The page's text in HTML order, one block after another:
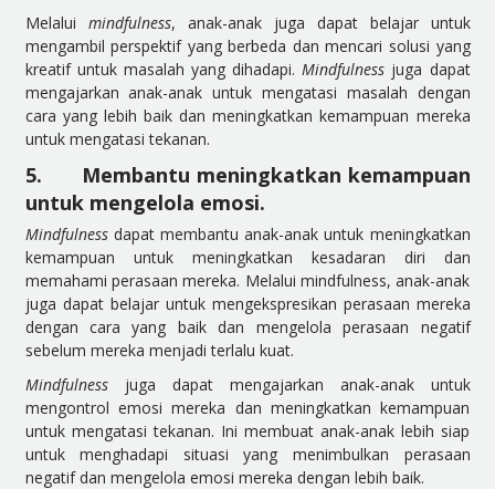
Melalui mindfulness, anak-anak juga dapat belajar untuk
mengambil perspektif yang berbeda dan mencari solusi yang
kreatif untuk masalah yang dihadapi.Mindfulness juga dapat
mengajarkan anak-anak untuk mengatasi masalah dengan
cara yang lebih baik dan meningkatkan kemampuan mereka
untuk mengatasi tekanan.
5.
Membantu meningkatkan kemampuan
untuk mengelola emosi.
Mindfulnessdapat membantu anak-anak untuk meningkatkan
kemampuan untuk meningkatkan kesadaran diri dan
memahami perasaan mereka. Melalui mindfulness, anak-anak
juga dapat belajar untuk mengekspresikan perasaan mereka
dengan cara yang baik dan mengelola perasaan negatif
sebelum mereka menjadi terlalu kuat.
Mindfulnessjuga dapat mengajarkan anak-anak untuk
mengontrol emosi mereka dan meningkatkan kemampuan
untuk mengatasi tekanan. Ini membuat anak-anak lebih siap
untuk menghadapi situasi yang menimbulkan perasaan
negatif dan mengelola emosi mereka dengan lebih baik.